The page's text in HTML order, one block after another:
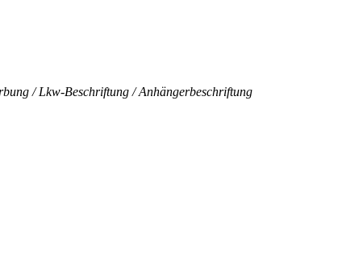
/ Lkw-Beschriftung / Anhängerbeschriftung